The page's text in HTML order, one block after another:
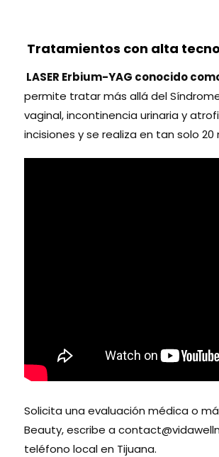
Tratamientos con alta
LASER Erbium-YAG conocido
permite tratar más allá del
vaginal, incontinencia urinaria y
incisiones y se realiza en tan solo
Solicita una evaluación médica o
Beauty, escribe a
teléfono local en Tijuana.